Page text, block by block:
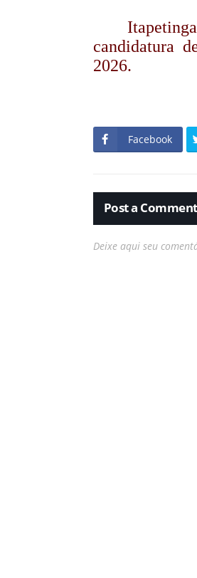
candidatura
2026.
Facebook
Post a Comment
Deixe aqui seu